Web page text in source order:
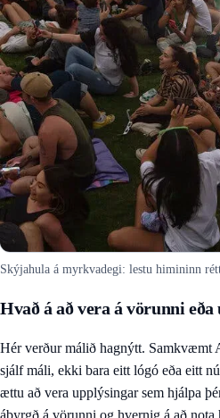
Skýjahula á myrkvadegi: lestu himininn
Hvað á að vera á vörunni
Hér verður málið hagnýtt. Samkvæmt
sjálf máli, ekki bara eitt lógó eða eitt
ættu að vera upplýsingar sem hjálpa